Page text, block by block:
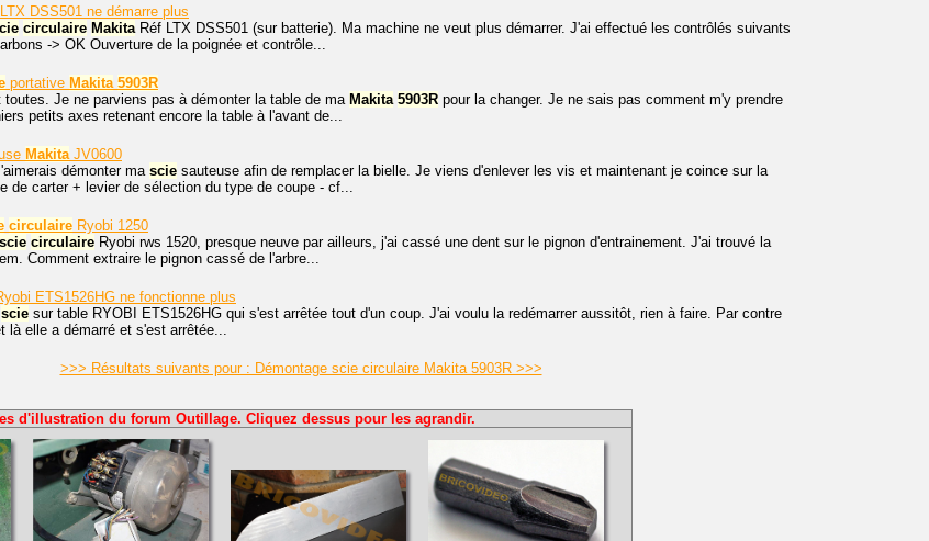
DSS501 ne démarre plus
circulaire MakitaRéf LTX DSS501 (sur batterie). Ma machine ne veut plus démarrer. J'ai effectué les contrôlés suivants
-> OK Ouverture de la poignée et contrôle...
portative Makita 5903R
toutes. Je ne parviens pas à démonter la table de ma Makita 5903R pour la changer. Je ne sais pas comment m'y prendre
petits axes retenant encore la table à l'avant de...
MakitaJV0600
démonter ma scie sauteuse afin de remplacer la bielle. Je viens d'enlever les vis et maintenant je coince sur la
de carter + levier de sélection du type de coupe - cf...
circulaire Ryobi 1250
scie circulaire Ryobi rws 1520, presque neuve par ailleurs, j'ai cassé une dent sur le pignon d'entrainement. J'ai trouvé la
Comment extraire le pignon cassé de l'arbre...
ETS1526HG ne fonctionne plus
scie sur table RYOBI ETS1526HG qui s'est arrêtée tout d'un coup. J'ai voulu la redémarrer aussitôt, rien à faire. Par contre
là elle a démarré et s'est arrêtée...
>>> Résultats suivants pour : Démontage scie circulaire Makita 5903R >>>
d'illustration du forum Outillage. Cliquez dessus pour les agrandir.